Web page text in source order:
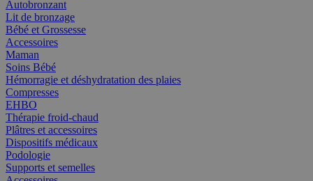
Autobronzant
Lit de bronzage
Bébé et Grossesse
Accessoires
Maman
Soins Bébé
Hémorragie et déshydratation des plaies
Compresses
EHBO
Thérapie froid-chaud
Plâtres et accessoires
Dispositifs médicaux
Podologie
Supports et semelles